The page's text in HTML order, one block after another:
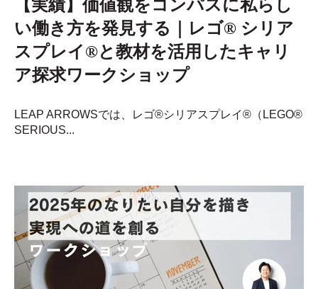
【実績】価値観をコンパスに私らし
い働き方を発見する｜レゴ® シリア
スプレイ®と教材を活用したキャリ
ア探求ワークショップ
LEAP ARROWSでは、レゴ®シリアスプレイ®（LEGO®
SERIOUS...